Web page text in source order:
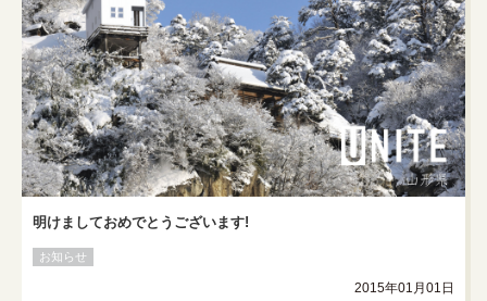
明けましておめでとうございます!
お知らせ
2015年01月01日